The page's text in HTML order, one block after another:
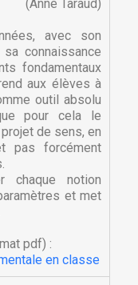
×
×
des produits
(Anne Taraud)
avec son
connaissance
fondamentaux
aux élèves à
outil absolu
pour cela le
de sens, en
pas forcément
chaque notion
et met
pdf) :
en classe